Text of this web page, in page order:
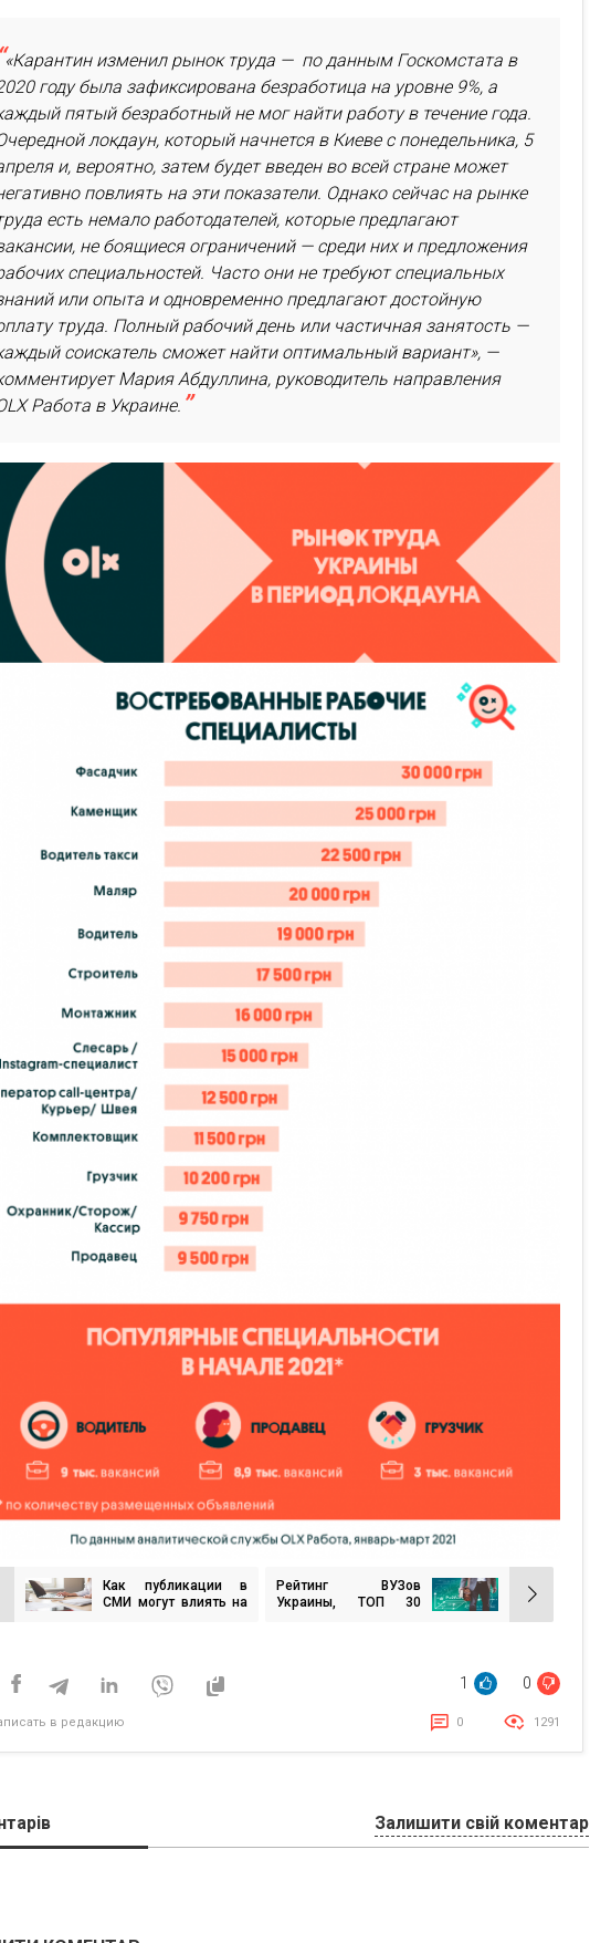
«Карантин изменил рынок труда — по данным Госкомстата в
году была зафиксирована безработица на уровне 9%, а
пятый безработный не мог найти работу в течение года.
локдаун, который начнется в Киеве с понедельника, 5
и, вероятно, затем будет введен во всей стране может
повлиять на эти показатели. Однако сейчас на рынке
есть немало работодателей, которые предлагают
не боящиеся ограничений — среди них и предложения
специальностей. Часто они не требуют специальных
или опыта и одновременно предлагают достойную
труда. Полный рабочий день или частичная занятость —
соискатель сможет найти оптимальный вариант», —
Мария Абдуллина, руководитель направления
Работа в Украине.
Как публикации в
СМИ могут влиять на
Рейтинг ВУЗов
Украины, ТОП 30
1 0
в редакцию 0 1291
Залишити свій коментар